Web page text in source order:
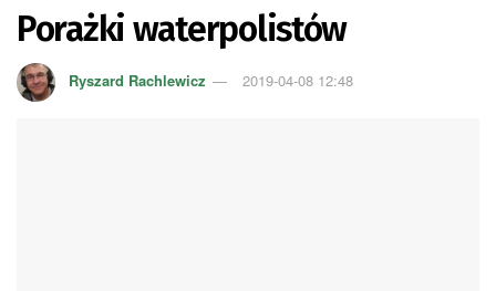
Porażki waterpolistów
Ryszard Rachlewicz 2019-04-08 12:48